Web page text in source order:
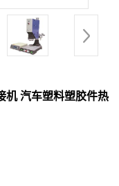
机 汽车塑料塑胶件热